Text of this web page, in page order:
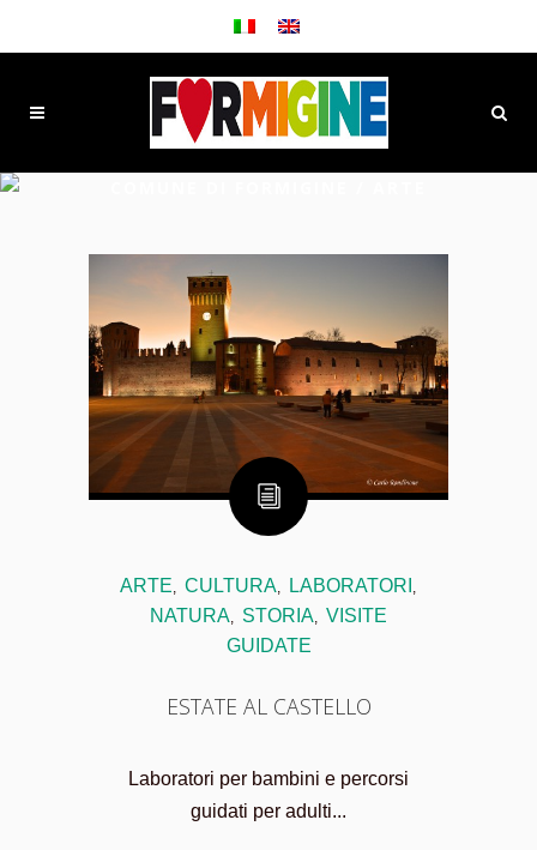
ARTE, CULTURA, LABORATORI ,
NATURA, STORIA, VISITE
GUIDATE
ESTATE AL CASTELLO
Laboratori per bambini e percorsi
guidati per adulti...